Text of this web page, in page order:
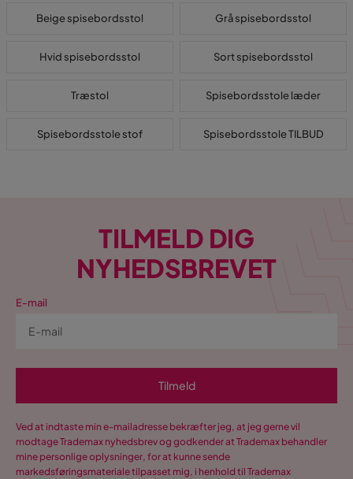
Beige spisebordsstol Grå spisebordsstol
Hvid spisebordsstol Sort spisebordsstol
Træstol Spisebordsstole læder
Spisebordsstole stof Spisebordsstole TILBUD
TILMELD DIG
NYHEDSBREVET
E-mail
Tilmeld
Ved at indtaste min e-mailadresse bekræfter jeg, at jeg gerne vil
modtage Trademax nyhedsbrev og godkender at Trademax behandler
mine personlige oplysninger, for at kunne sende
markedsføringsmateriale tilpasset mig, i henhold til Trademax